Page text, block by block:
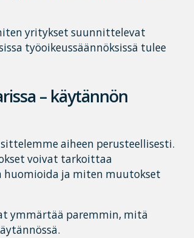
yritykset suunnittelevat
työoikeussäännöksissä tulee
– käytännön
aiheen perusteellisesti.
voivat tarkoittaa
ja miten muutokset
ymmärtää paremmin, mitä